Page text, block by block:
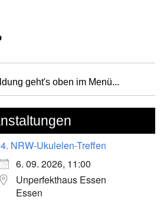
geht's oben im Menü...
NRW-Ukulelen-Treffen
6. 09. 2026, 11:00
Unperfekthaus Essen
Essen